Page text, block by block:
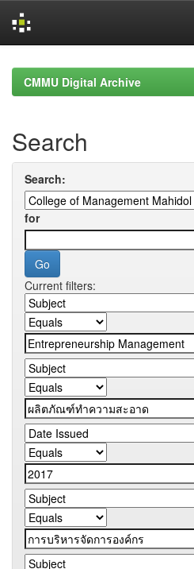
navigationCMMU Digital Archive
Search
Search:
for
Current filters: